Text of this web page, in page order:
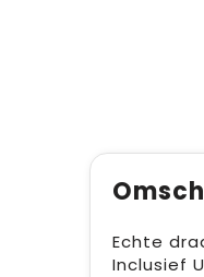
Echte
Inclusief